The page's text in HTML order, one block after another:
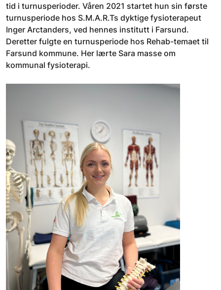
tid i turnusperioder. Våren 2021 startet hun sin første
turnusperiode hos S.M.A.R.Ts dyktige fysioterapeut
Inger Arctanders, ved hennes institutt i Farsund.
Deretter fulgte en turnusperiode hos Rehab-temaet til
Farsund kommune. Her lærte Sara masse om
kommunal fysioterapi.